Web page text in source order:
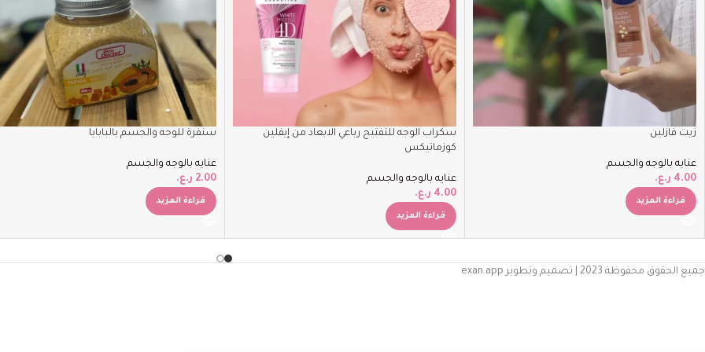
زيت فازلين
عنايه بالوجه والجسم
4.00 ر.ع.
قراءة المزيد
سكراب الوجه للتفتيح رباعي الابعاد من إيفلين
كوزماتيكس
عنايه بالوجه والجسم
4.00 ر.ع.
قراءة المزيد
سنفرة للوجه والجسم بالبابايا
عنايه بالوجه والجسم
2.00 ر.ع.
قراءة المزيد
جميع الحقوق محفوظة 2023 | تصميم وتطوير exan.app